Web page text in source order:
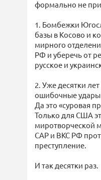
формально не
1. Бомбежки
базы в Косово и
мирного
РФ и уберечь от
русское и
2. Уже десятки
ошибочные удары
Да это «суровая
Только для США
миротворческой
САР и ВКС РФ
преступление.
И так десятки раз.